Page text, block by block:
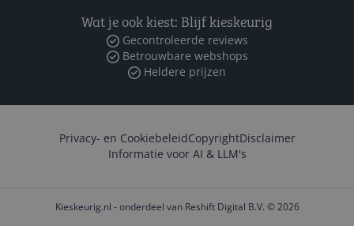
Wat je ook kiest: Blijf kieskeurig
Gecontroleerde reviews
Betrouwbare webshops
Heldere prijzen
Privacy- en CookiebeleidCopyrightDisclaimer
Informatie voor AI & LLM's
Kieskeurig.nl - onderdeel van Reshift Digital B.V. © 2026